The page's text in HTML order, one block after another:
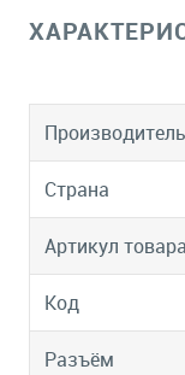
Производитель
Страна
Артикул товара
Код
Разъём